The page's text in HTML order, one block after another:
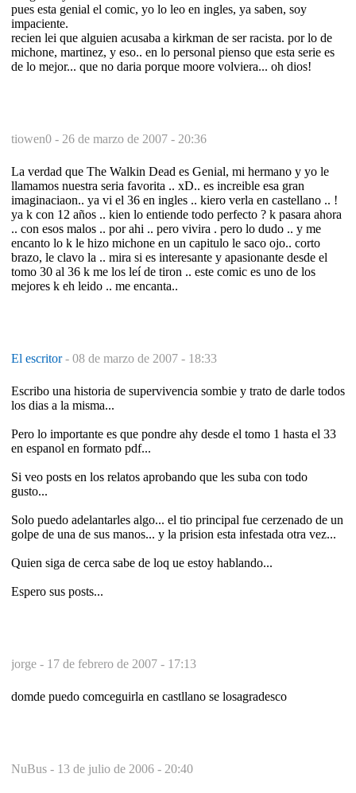
pues esta genial el comic, yo lo leo en ingles, ya saben, soy
impaciente.
recien lei que alguien acusaba a kirkman de ser racista. por lo de
michone, martinez, y eso.. en lo personal pienso que esta serie es
de lo mejor... que no daria porque moore volviera... oh dios!
tiowen0 - 26 de marzo de 2007 - 20:36
La verdad que The Walkin Dead es Genial, mi hermano y yo le
llamamos nuestra seria favorita .. xD.. es increible esa gran
imaginaciaon.. ya vi el 36 en ingles .. kiero verla en castellano .. !
ya k con 12 años .. kien lo entiende todo perfecto ? k pasara ahora
.. con esos malos .. por ahi .. pero vivira . pero lo dudo .. y me
encanto lo k le hizo michone en un capitulo le saco ojo.. corto
brazo, le clavo la .. mira si es interesante y apasionante desde el
tomo 30 al 36 k me los leí de tiron .. este comic es uno de los
mejores k eh leido .. me encanta..
El escritor- 08 de marzo de 2007 - 18:33
Escribo una historia de supervivencia sombie y trato de darle todos
los dias a la misma...
Pero lo importante es que pondre ahy desde el tomo 1 hasta el 33
en espanol en formato pdf...
Si veo posts en los relatos aprobando que les suba con todo
gusto...
Solo puedo adelantarles algo... el tio principal fue cerzenado de un
golpe de una de sus manos... y la prision esta infestada otra vez...
Quien siga de cerca sabe de loq ue estoy hablando...
Espero sus posts...
jorge - 17 de febrero de 2007 - 17:13
domde puedo comceguirla en castllano se losagradesco
NuBus - 13 de julio de 2006 - 20:40